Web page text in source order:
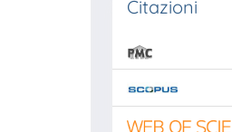
Citazioni